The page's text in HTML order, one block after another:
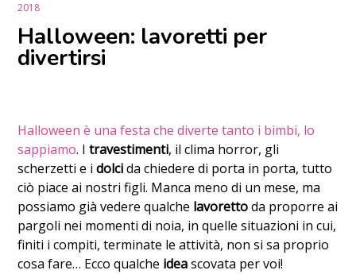
2018
Halloween: lavoretti per
divertirsi
Halloween è una festa che diverte tanto i bimbi, lo
sappiamo. Itravestimenti, il clima horror, gli
scherzetti e idolcida chiedere di porta in porta, tutto
ciò piace ai nostri figli. Manca meno di un mese, ma
possiamo già vedere qualche lavorettoda proporre ai
pargoli nei momenti di noia, in quelle situazioni in cui,
finiti i compiti, terminate le attività, non si sa proprio
cosa fare… Ecco qualche ideascovata per voi!